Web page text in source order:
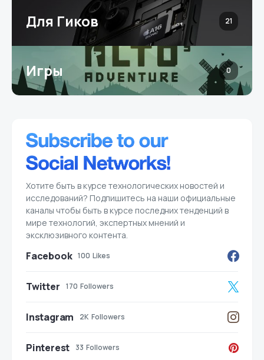
Для Гиков 21
Игры 0
Хотите быть в курсе технологических новостей и
исследований? Подпишитесь на наши официальные
каналы чтобы быть в курсе последних тенденций в
мире технологий, экспертных мнений и
эксклюзивного контента.
Facebook 100 Likes
Twitter 170 Followers
Instagram 2K Followers
Pinterest 33 Followers